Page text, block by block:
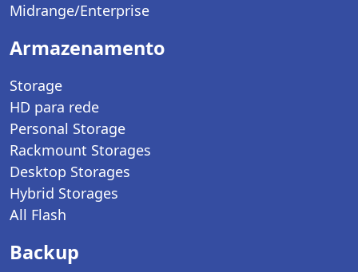
Midrange/Enterprise
Armazenamento
Storage
HD para rede
Personal Storage
Rackmount Storages
Desktop Storages
Hybrid Storages
All Flash
Backup